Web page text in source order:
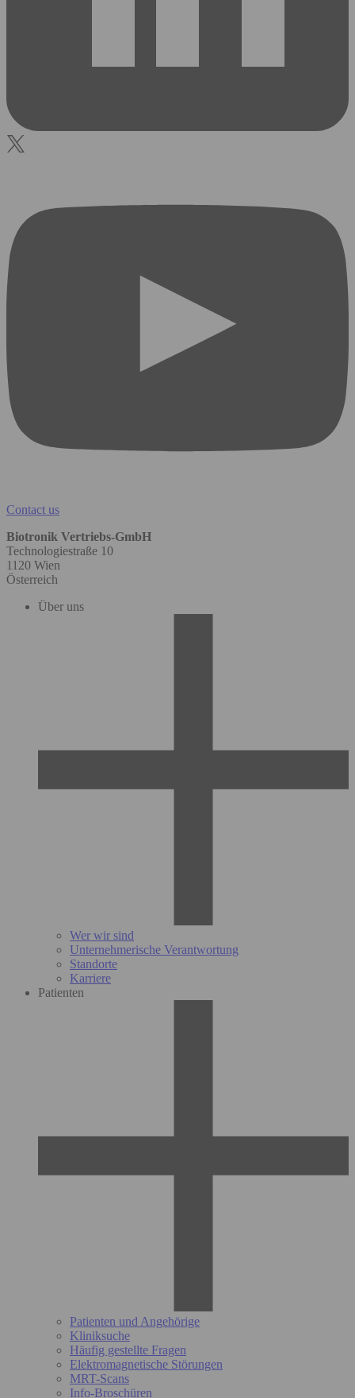
Contact us
Biotronik Vertriebs-GmbH
Technologiestraße 10
1120 Wien
Österreich
Über uns
Wer wir sind
Unternehmerische Verantwortung
Standorte
Karriere
Patienten
Patienten und Angehörige
Kliniksuche
Häufig gestellte Fragen
Elektromagnetische Störungen
MRT-Scans
Info-Broschüren